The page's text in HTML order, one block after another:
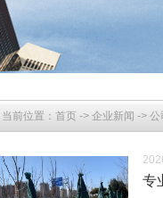
当前位置： 首页 -> 企业新闻 -> 公
专